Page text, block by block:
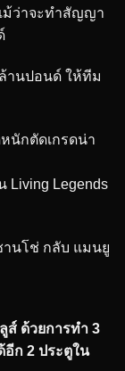
ม้ว่าจะทำสัญญา
ล้านปอนด์ ให้ทีม
นักตัดเกรดน่า
Living Legends
านโช่ กลับ แมนยู
ส์ ด้วยการทำ 3
อีก 2 ประตูใน